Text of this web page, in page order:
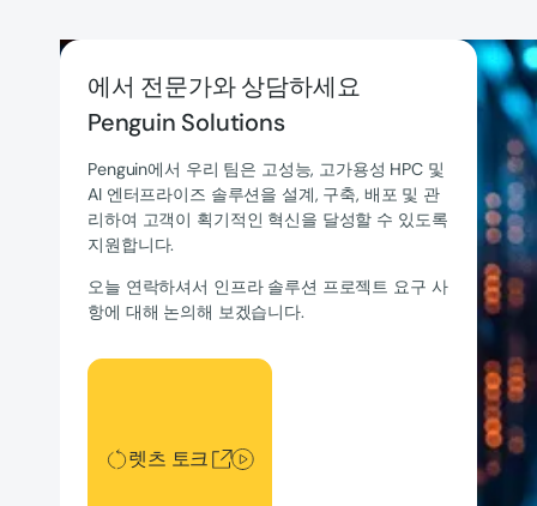
에서 전문가와 상담하세요
Penguin Solutions
Penguin에서 우리 팀은 고성능, 고가용성 HPC 및
AI 엔터프라이즈 솔루션을 설계, 구축, 배포 및 관
리하여 고객이 획기적인 혁신을 달성할 수 있도록
지원합니다.
오늘 연락하셔서 인프라 솔루션 프로젝트 요구 사
항에 대해 논의해 보겠습니다.
렛츠 토크
렛츠 토크